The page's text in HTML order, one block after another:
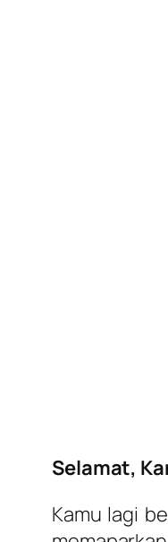
Selamat,
Kamu lagi